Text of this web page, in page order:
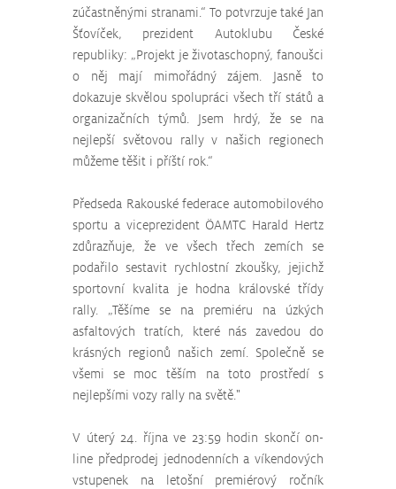
zúčastněnými stranami.“ To potvrzuje také Jan
Šťovíček, prezident Autoklubu České
republiky: „Projekt je životaschopný, fanoušci
o něj mají mimořádný zájem. Jasně to
dokazuje skvělou spolupráci všech tří států a
organizačních týmů. Jsem hrdý, že se na
nejlepší světovou rally v našich regionech
můžeme těšit i příští rok.“
Předseda Rakouské federace automobilového
sportu a viceprezident ÖAMTC Harald Hertz
zdůrazňuje, že ve všech třech zemích se
podařilo sestavit rychlostní zkoušky, jejichž
sportovní kvalita je hodna královské třídy
rally. „Těšíme se na premiéru na úzkých
asfaltových tratích, které nás zavedou do
krásných regionů našich zemí. Společně se
všemi se moc těším na toto prostředí s
nejlepšími vozy rally na světě."
V úterý 24. října ve 23:59 hodin skončí on-
line předprodej jednodenních a víkendových
vstupenek na letošní premiérový ročník